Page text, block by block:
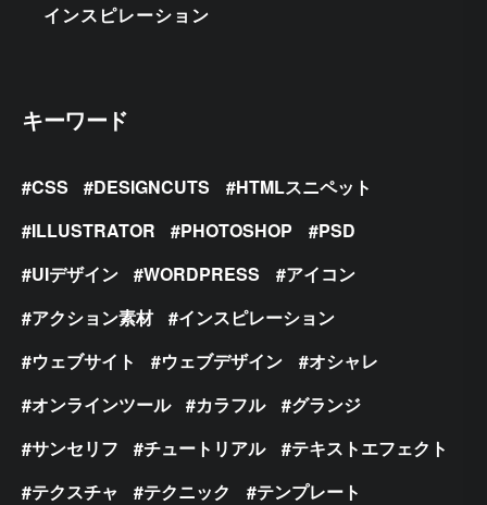
インスピレーション
キーワード
CSS DESIGNCUTS
HTMLスニペット
ILLUSTRATOR
PHOTOSHOP
PSD
UIデザイン
WORDPRESS
アイコン
アクション素材
インスピレーション
ウェブサイト
ウェブデザイン
オシャレ
オンラインツール
カラフル
グランジ
サンセリフ
チュートリアル
テキストエフェクト
テクスチャ
テクニック
テンプレート